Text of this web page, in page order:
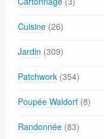
Cuisine (26)
Jardin (309)
Patchwork (354)
Poupée Waldorf (8)
Randonnée (83)